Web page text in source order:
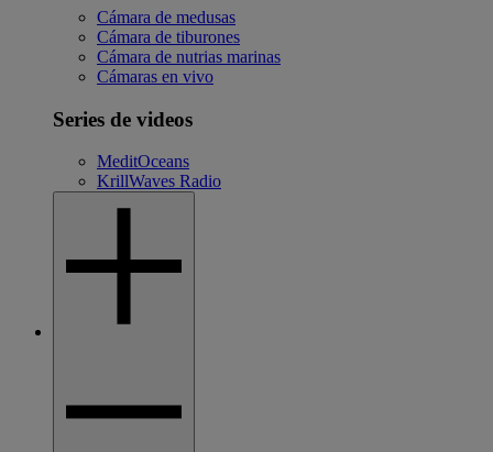
Cámara de medusas
Cámara de tiburones
Cámara de nutrias marinas
Cámaras en vivo
Series de videos
MeditOceans
KrillWaves Radio